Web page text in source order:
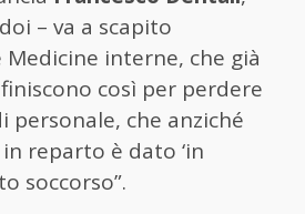
– va a scapito
Medicine interne, che già
così per perdere
che anziché
reparto è dato ‘in
soccorso”.